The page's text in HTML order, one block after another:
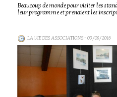
Beaucoup de monde pour visiter les
leur programme et prenaient les
LA VIE DES ASSOCIATIONS- 03/09/2016